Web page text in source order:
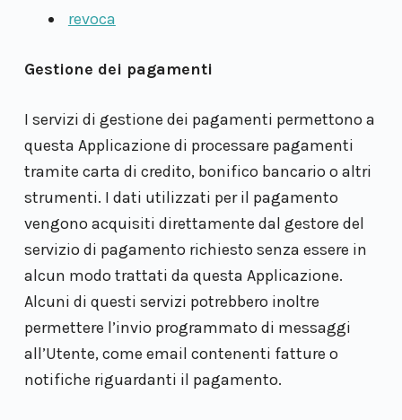
revoca
Gestione dei pagamenti
I servizi di gestione dei pagamenti permettono a
questa Applicazione di processare pagamenti
tramite carta di credito, bonifico bancario o altri
strumenti. I dati utilizzati per il pagamento
vengono acquisiti direttamente dal gestore del
servizio di pagamento richiesto senza essere in
alcun modo trattati da questa Applicazione.
Alcuni di questi servizi potrebbero inoltre
permettere l’invio programmato di messaggi
all’Utente, come email contenenti fatture o
notifiche riguardanti il pagamento.